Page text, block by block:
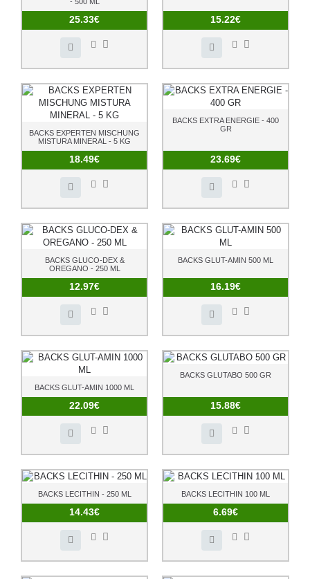
25.33€ 15.22€
BACKS EXPERTEN MISCHUNG
MISTURA MINERAL - 5 KG
18.49€
BACKS EXTRA ENERGIE - 400
GR
23.69€
BACKS GLUCO-DEX &
OREGANO - 250 ML
12.97€
BACKS GLUT-AMIN 500 ML
16.19€
BACKS GLUT-AMIN 1000 ML
22.09€
BACKS GLUTABO 500 GR
15.88€
BACKS LECITHIN - 250 ML
14.43€
BACKS LECITHIN 100 ML
6.69€